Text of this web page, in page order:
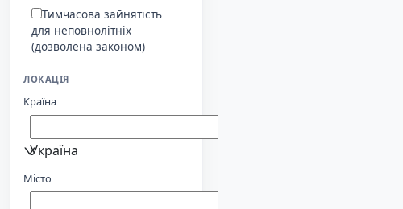
Тимчасова зайнятість
для неповнолітніх
(дозволена законом)
ЛОКАЦІЯ
Країна
Україна
Місто